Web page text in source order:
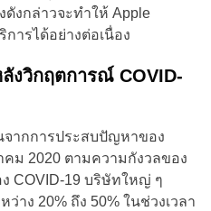
งกล่าวจะทำให้ Apple
ารได้อย่างต่อเนื่อง
งวิกฤตการณ์ COVID-
ากการประสบปัญหาของ
ม 2020 ตามความกังวลของ
COVID-19 บริษัทใหญ่ ๆ
าง 20% ถึง 50% ในช่วงเวลา